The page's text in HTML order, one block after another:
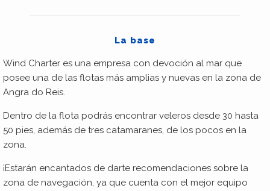
La base
Wind Charter es una empresa con devoción al mar que
posee una de las flotas más amplias y nuevas en la zona de
Angra do Reis.
Dentro de la flota podrás encontrar veleros desde 30 hasta
50 pies, además de tres catamaranes, de los pocos en la
zona.
¡Estarán encantados de darte recomendaciones sobre la
zona de navegación, ya que cuenta con el mejor equipo